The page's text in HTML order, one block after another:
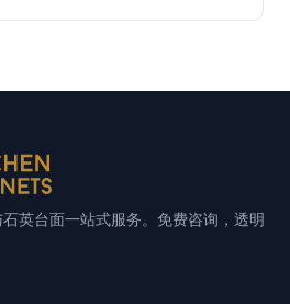
英台面一站式服务。免费咨询，透明